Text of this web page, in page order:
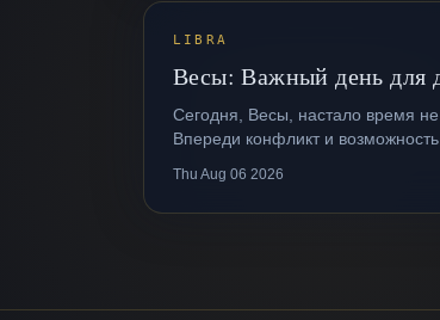
LIBRA
Весы: Важный день для
Сегодня, Весы, настало время не
Впереди конфликт и
Thu Aug 06 2026